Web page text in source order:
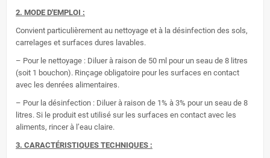
2. MODE D'EMPLOI :
Convient particulièrement au nettoyage et à la désinfection des sols,
carrelages et surfaces dures lavables.
– Pour le nettoyage : Diluer à raison de 50 ml pour un seau de 8 litres
(soit 1 bouchon). Rinçage obligatoire pour les surfaces en contact
avec les denrées alimentaires.
– Pour la désinfection : Diluer à raison de 1% à 3% pour un seau de 8
litres. Si le produit est utilisé sur les surfaces en contact avec les
aliments, rincer à l’eau claire.
3. CARACTÉRISTIQUES TECHNIQUES :